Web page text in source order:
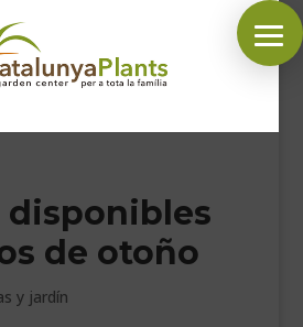
SÍGUENOS EN:
disponibles
de otoño
y jardín